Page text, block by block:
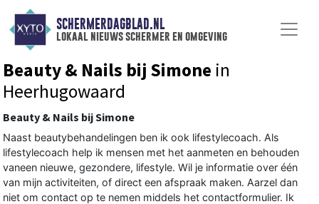
SCHERMERDAGBLAD.NL
lokaal nieuws schermer en omgeving
Beauty & Nails bij Simone in
Heerhugowaard
Beauty & Nails bij Simone
Naast beautybehandelingen ben ik ook lifestylecoach. Als
lifestylecoach help ik mensen met het aanmeten en behouden
vaneen nieuwe, gezondere, lifestyle. Wil je informatie over één
van mijn activiteiten, of direct een afspraak maken. Aarzel dan
niet om contact op te nemen middels het contactformulier. Ik